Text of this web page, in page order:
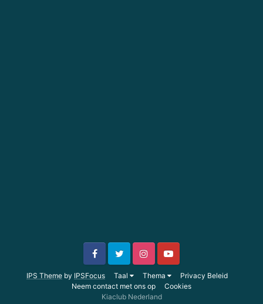
IPS Theme by IPSFocus Taal Thema
Privacy Beleid
Neem contact met ons op
Cookies
Kiaclub Nederland